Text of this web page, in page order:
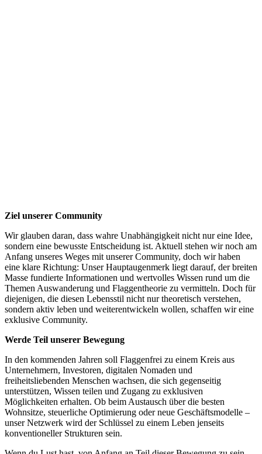
Ziel unserer Community
Wir glauben daran, dass wahre Unabhängigkeit nicht nur eine Idee,
sondern eine bewusste Entscheidung ist. Aktuell stehen wir noch am
Anfang unseres Weges mit unserer Community, doch wir haben
eine klare Richtung: Unser Hauptaugenmerk liegt darauf, der breiten
Masse fundierte Informationen und wertvolles Wissen rund um die
Themen Auswanderung und Flaggentheorie zu vermitteln. Doch für
diejenigen, die diesen Lebensstil nicht nur theoretisch verstehen,
sondern aktiv leben und weiterentwickeln wollen, schaffen wir eine
exklusive Community.
Werde Teil unserer Bewegung
In den kommenden Jahren soll Flaggenfrei zu einem Kreis aus
Unternehmern, Investoren, digitalen Nomaden und
freiheitsliebenden Menschen wachsen, die sich gegenseitig
unterstützen, Wissen teilen und Zugang zu exklusiven
Möglichkeiten erhalten. Ob beim Austausch über die besten
Wohnsitze, steuerliche Optimierung oder neue Geschäftsmodelle –
unser Netzwerk wird der Schlüssel zu einem Leben jenseits
konventioneller Strukturen sein.